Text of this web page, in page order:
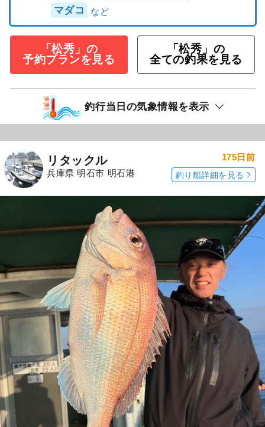
マダコ
「松秀」の
予約プランを見る
「松秀」の
全ての釣果を見る
釣行当日の気象情報を表示
リタックル
兵庫県 明石市 明石港
175日前
釣り船詳細を見る